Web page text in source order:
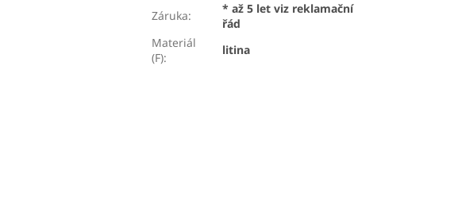
Záruka:
* až 5 let viz reklamační
řád
Materiál
(F):
litina